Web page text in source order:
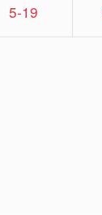
5-19